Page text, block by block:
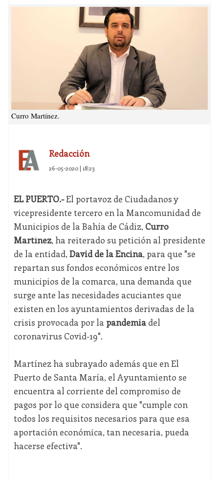
Curro Martínez.
Redacción
26-05-2020 | 18:23
EL PUERTO.-El portavoz de Ciudadanos y
vicepresidente tercero en la Mancomunidad de
Municipios de la Bahía de Cádiz, Curro
Martínez, ha reiterado su petición al presidente
de la entidad, David de la Encina, para que "se
repartan sus fondos económicos entre los
municipios de la comarca, una demanda que
surge ante las necesidades acuciantes que
existen en los ayuntamientos derivadas de la
crisis provocada por la pandemiadel
coronavirus Covid-19".
Martínez ha subrayado además que en El
Puerto de Santa María, el Ayuntamiento se
encuentra al corriente del compromiso de
pagos por lo que considera que "cumple con
todos los requisitos necesarios para que esa
aportación económica, tan necesaria, pueda
hacerse efectiva".